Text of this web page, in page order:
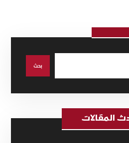
المقالات